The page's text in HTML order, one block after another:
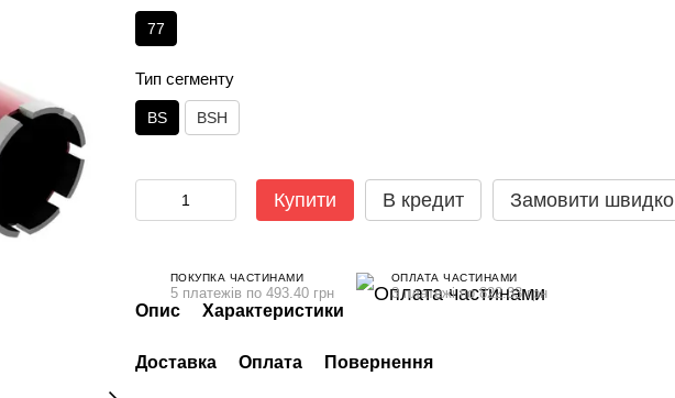
77
Тип сегменту
BS BSH
Купити В кредит Замовити швидко
ПОКУПКА ЧАСТИНАМИ
5 платежів по 493.40 грн
ОПЛАТА ЧАСТИНАМИ
3 платежі по 822.33 грн
Опис Характеристики
Доставка Оплата Повернення